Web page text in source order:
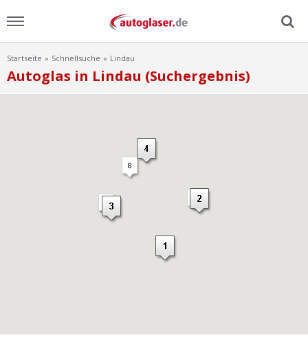
Home
Startseite Schnellsuche Lindau
Autoglas in Lindau (Suchergebnis)